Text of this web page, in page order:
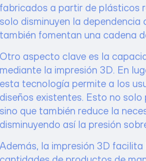
solo disminuyen la dependencia
también fomentan una cadena
Otro aspecto clave es la
mediante la impresión 3D. En
esta tecnología permite a los
diseños existentes. Esto no
sino que también reduce la
disminuyendo así la presión
Además, la impresión 3D
cantidades de productos de